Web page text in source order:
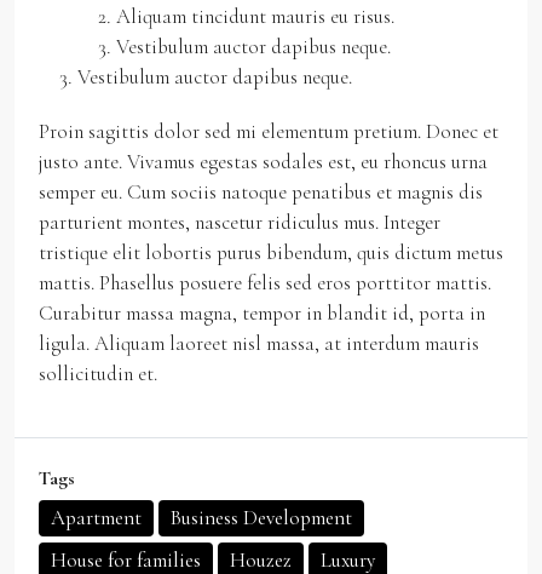
Aliquam tincidunt mauris eu risus.
Vestibulum auctor dapibus neque.
Vestibulum auctor dapibus neque.
Proin sagittis dolor sed mi elementum pretium. Donec et
justo ante. Vivamus egestas sodales est, eu rhoncus urna
semper eu. Cum sociis natoque penatibus et magnis dis
parturient montes, nascetur ridiculus mus. Integer
tristique elit lobortis purus bibendum, quis dictum metus
mattis. Phasellus posuere felis sed eros porttitor mattis.
Curabitur massa magna, tempor in blandit id, porta in
ligula. Aliquam laoreet nisl massa, at interdum mauris
sollicitudin et.
Tags
Apartment
Business Development
House for families
Houzez
Luxury